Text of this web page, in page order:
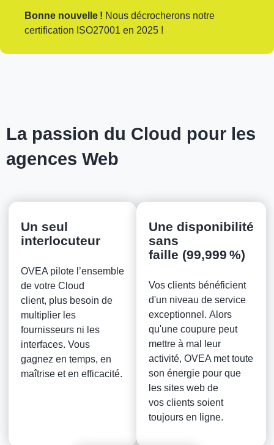
Bonne nouvelle ! Nous décrocherons notre
certification ISO27001 en 2025 !
La passion du Cloud pour les
agences Web
Un seul
interlocuteur
OVEA pilote l’ensemble
de votre Cloud
client, plus besoin de
multiplier les
fournisseurs ni les
interfaces. Vous
gagnez en temps, en
maîtrise et en efficacité.
Une disponibilité
sans
faille (99,999 %)
Vos clients bénéficient
d'un niveau de service
exceptionnel. Alors
qu'une coupure peut
mettre à mal leur
activité, OVEA met toute
son énergie pour que
les sites web de
vos clients soient
toujours en ligne.